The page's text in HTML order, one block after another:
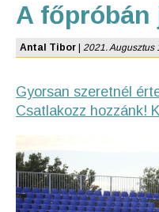
A
Antal Tibor 2021. Augusztus
Gyorsan szeretnél
Csatlakozz hozzánk!